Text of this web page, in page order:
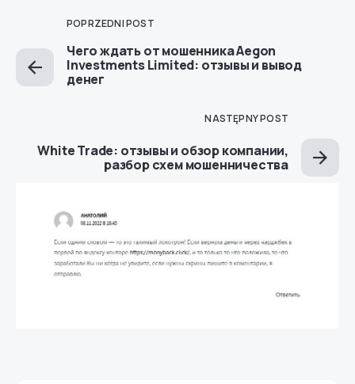
POPRZEDNI POST
Чего ждать от мошенника Aegon
Investments Limited: отзывы и вывод
денег
NASTĘPNY POST
White Trade: отзывы и обзор компании,
разбор схем мошенничества